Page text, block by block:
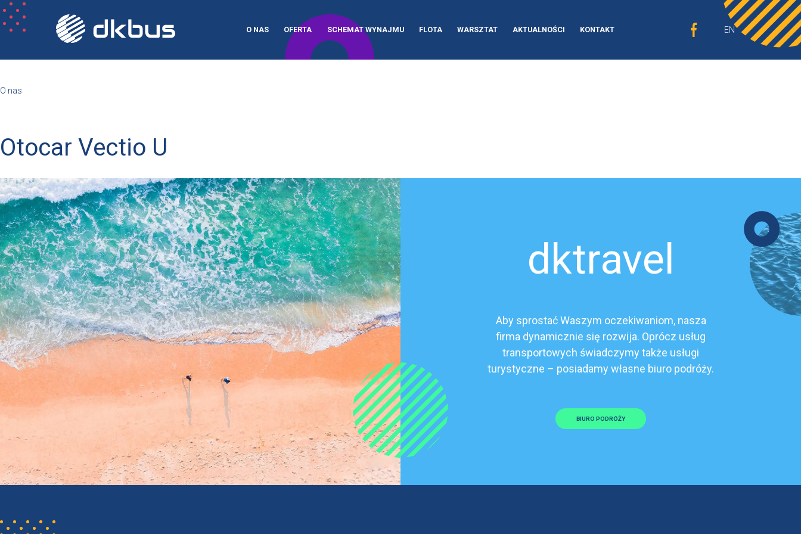
O NAS OFERTA SCHEMAT WYNAJMU FLOTA WARSZTAT AKTUALNOŚCI KONTAKT EN
O nas
Otocar Vectio U
dktravel
Aby sprostać Waszym oczekiwaniom, nasza
firma dynamicznie się rozwija. Oprócz usług
transportowych świadczymy także usługi
turystyczne – posiadamy własne biuro podróży.
BIURO PODRÓŻY